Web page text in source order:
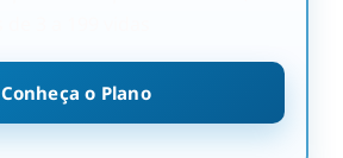
Conheça o Plano